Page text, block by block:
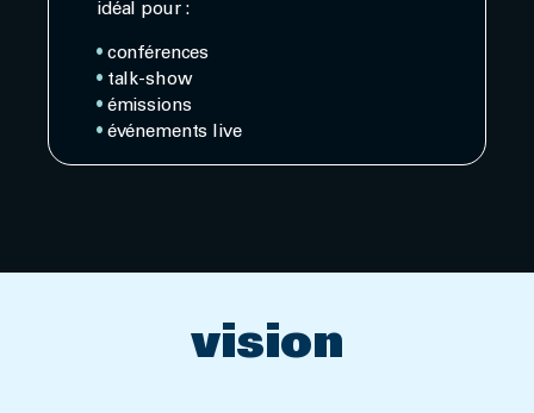
idéal pour :
•conférences
•talk-show
•émissions
•événements live
vision